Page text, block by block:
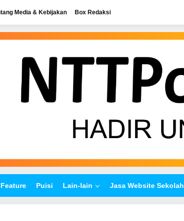
Media & Kebijakan Box Redaksi
Feature Puisi Lain-lain Jasa Website Sekolah